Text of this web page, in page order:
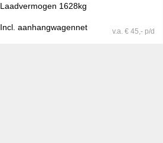
Laadvermogen 1628kg
Incl. aanhangwagennet v.a. € 45,- p/d